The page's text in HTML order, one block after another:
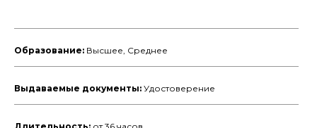
Образование: Высшее, Среднее
Выдаваемые документы: Удостоверение